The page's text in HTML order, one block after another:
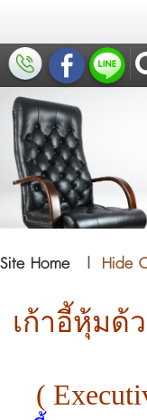
Site Home | Hide
เก้าอี้หุ้มด้
(